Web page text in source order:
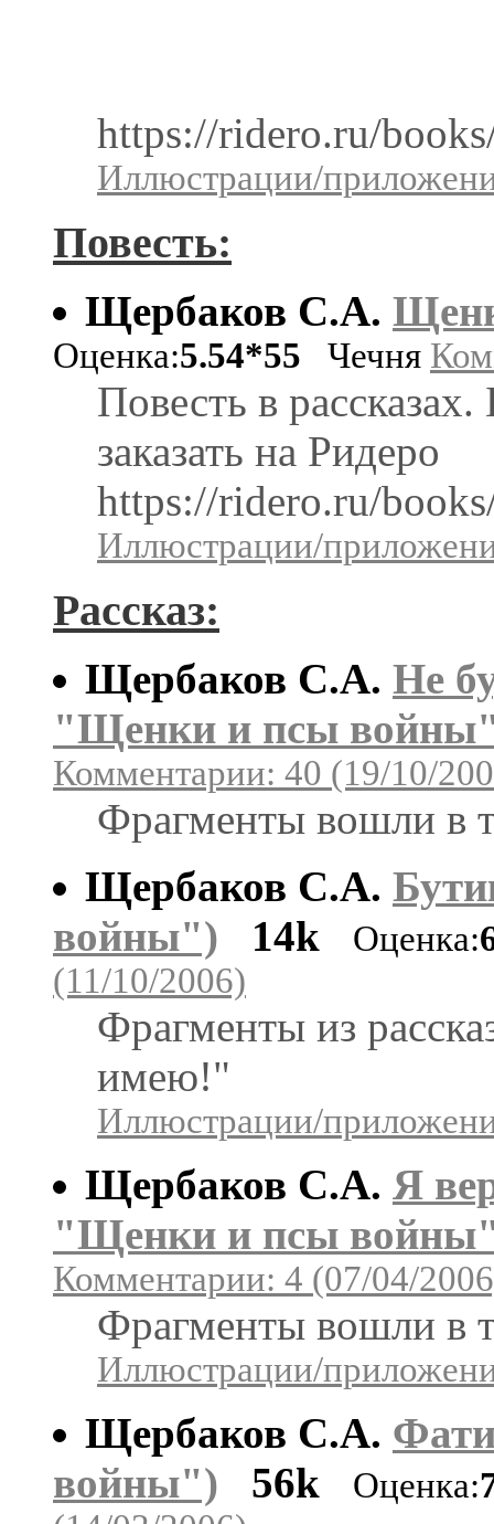
https://ridero.ru/
Иллюстрации/
Повесть:
Щербаков С.А.
Оценка:5.54*55 Чечня
Повесть в
заказать на Ридеро
https://ridero.ru/
Иллюстрации/
Рассказ:
Щербаков С.А. Не
"Щенки и псы
Комментарии: 40 (19/10/
Фрагменты вошли в
Щербаков С.А.
войны")
14k Оценка:
(11/10/2006)
Фрагменты из
имею!"
Иллюстрации/
Щербаков С.А. Я
"Щенки и псы
Комментарии: 4 (07/04/
Фрагменты вошли в
Иллюстрации/
Щербаков С.А.
войны")
56k Оценка: